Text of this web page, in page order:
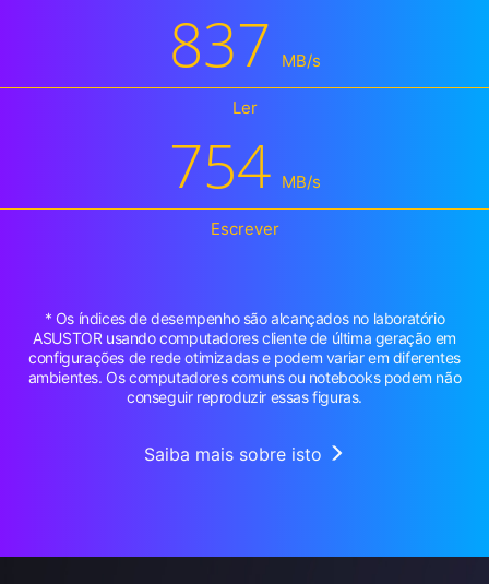
837 MB/s
Ler
754 MB/s
Escrever
* Os índices de desempenho são alcançados no laboratório
ASUSTOR usando computadores cliente de última geração em
configurações de rede otimizadas e podem variar em diferentes
ambientes. Os computadores comuns ou notebooks podem não
conseguir reproduzir essas figuras.
Saiba mais sobre isto